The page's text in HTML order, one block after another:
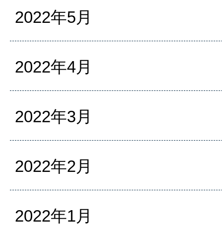
2022年5月
2022年4月
2022年3月
2022年2月
2022年1月